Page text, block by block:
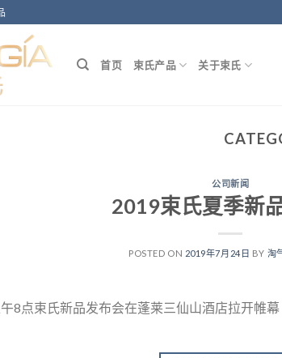
首页 束氏产品 关于束氏
公司新闻
2019束氏夏季新
POSTED ON 2019年7月24日 BY 淘
8点束氏新品发布会在蓬莱三仙山酒店拉开帷